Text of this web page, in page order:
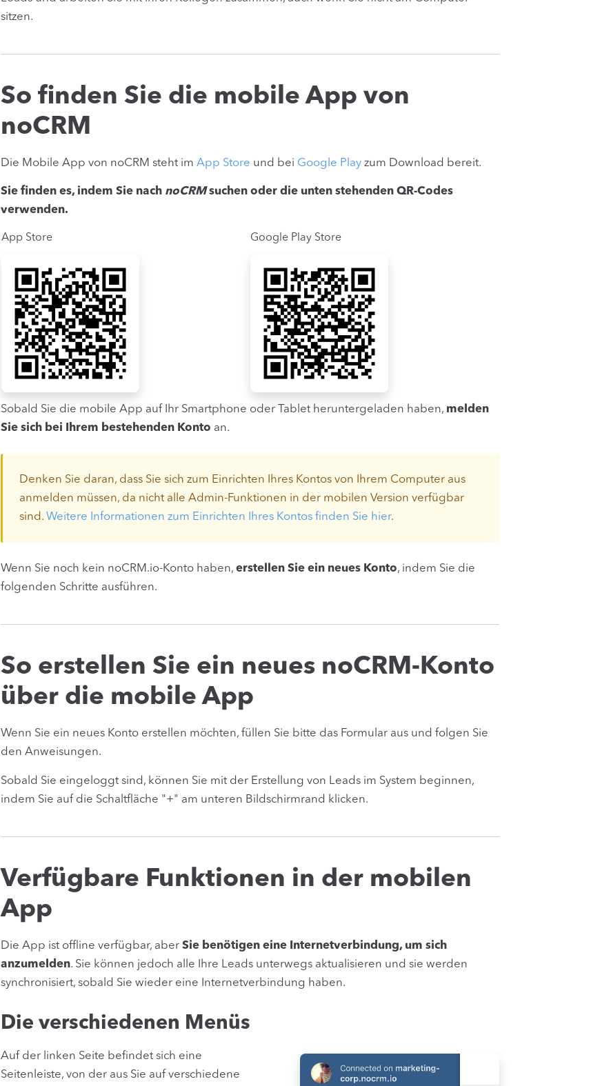
sitzen.
So finden Sie die mobile App von
noCRM
Die Mobile App von noCRM steht im App Store und bei Google Play zum Download bereit.
Sie finden es, indem Sie nach noCRMsuchen oder die unten stehenden QR-Codes
verwenden.
App Store Google Play Store
Sobald Sie die mobile App auf Ihr Smartphone oder Tablet heruntergeladen haben, melden
Sie sich bei Ihrem bestehenden Konto an.
Denken Sie daran, dass Sie sich zum Einrichten Ihres Kontos von Ihrem Computer aus
anmelden müssen, da nicht alle Admin-Funktionen in der mobilen Version verfügbar
sind. Weitere Informationen zum Einrichten Ihres Kontos finden Sie hier.
Wenn Sie noch kein noCRM.io-Konto haben, erstellen Sie ein neues Konto, indem Sie die
folgenden Schritte ausführen.
So erstellen Sie ein neues noCRM-Konto
über die mobile App
Wenn Sie ein neues Konto erstellen möchten, füllen Sie bitte das Formular aus und folgen Sie
den Anweisungen.
Sobald Sie eingeloggt sind, können Sie mit der Erstellung von Leads im System beginnen,
indem Sie auf die Schaltfläche "+" am unteren Bildschirmrand klicken.
Verfügbare Funktionen in der mobilen
App
Die App ist offline verfügbar, aber Sie benötigen eine Internetverbindung, um sich
anzumelden. Sie können jedoch alle Ihre Leads unterwegs aktualisieren und sie werden
synchronisiert, sobald Sie wieder eine Internetverbindung haben.
Die verschiedenen Menüs
Auf der linken Seite befindet sich eine
Seitenleiste, von der aus Sie auf verschiedene